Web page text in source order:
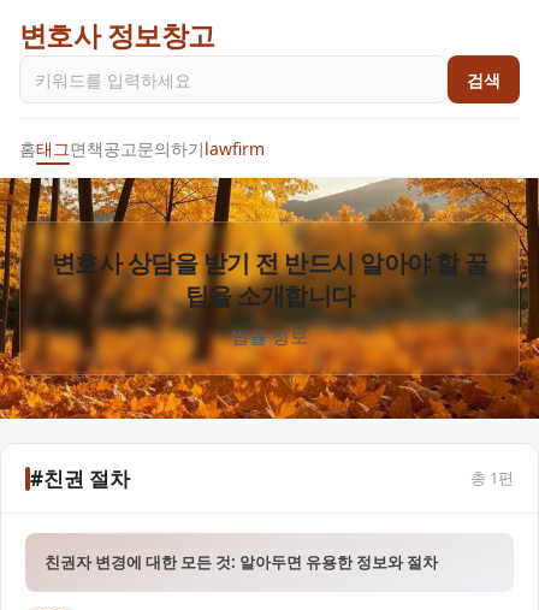
변호사 정보창고
검색
홈태그면책공고문의하기lawfirm
변호사 상담을 받기 전 반드시 알아야 할 꿀
팁을 소개합니다
법률 정보
#친권 절차 총 1편
친권자 변경에 대한 모든 것: 알아두면 유용한 정보와 절차